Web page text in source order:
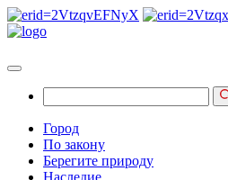
Город
По закону
Берегите природу
Наследие